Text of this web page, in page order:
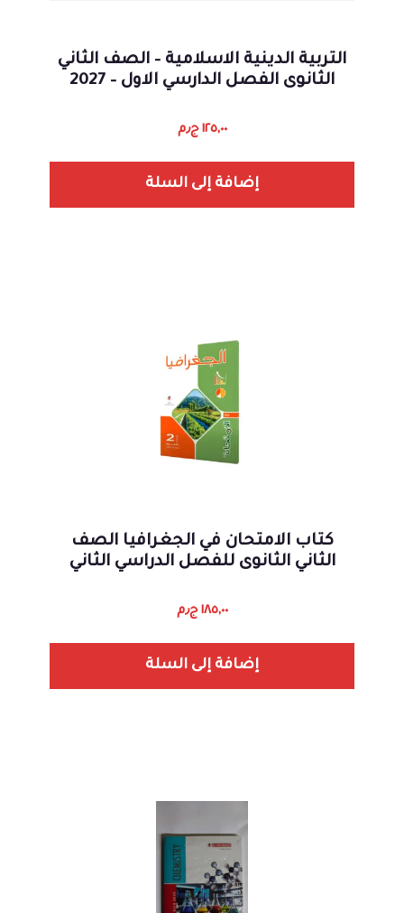
التربية الدينية الاسلامية – الصف الثاني
الثانوى الفصل الدارسي الاول – 2027
١٢٥,٠٠ ج٫م
إضافة إلى السلة
كتاب الامتحان في الجغرافيا الصف
الثاني الثانوى للفصل الدراسي الثاني
١٨٥,٠٠ ج٫م
إضافة إلى السلة